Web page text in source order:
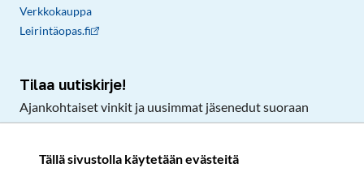
Tällä sivustolla käytetään evästeitä
Verkkokauppa
Leirintäopas.fi
Tilaa uutiskirje!
Ajankohtaiset vinkit ja uusimmat jäsenedut suoraan